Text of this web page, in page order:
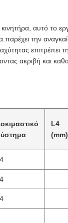
αυτό το
την
επιτρέπει
ακριβή και
L4
(mm)